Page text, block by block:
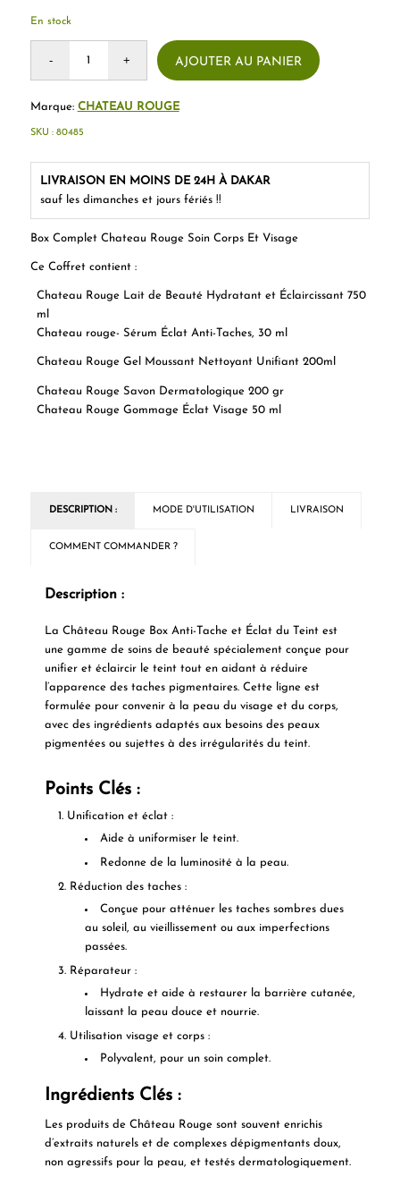
Box Complet Chateau Rouge Soin Corps Et Visage
Ce Coffret contient :
Chateau Rouge Lait de Beauté Hydratant et Éclaircissant 750
ml
Chateau rouge- Sérum Éclat Anti-Taches, 30 ml
Chateau Rouge Gel Moussant Nettoyant Unifiant 200ml
Chateau Rouge Savon Dermatologique 200 gr
Chateau Rouge Gommage Éclat Visage 50 ml
En stock
AJOUTER AU PANIER
Marque: CHATEAU ROUGE
LIVRAISON EN MOINS DE 24H À DAKAR
sauf les dimanches et jours fériés !!
SKU : 80485
DESCRIPTION : MODE D'UTILISATION LIVRAISON
COMMENT COMMANDER ?
Description :
La Château Rouge Box Anti-Tache et Éclat du Teintest
une gamme de soins de beauté spécialement conçue pour
unifier et éclaircir le teint tout en aidant à réduire
l’apparence des taches pigmentaires. Cette ligne est
formulée pour convenir à la peau du visage et du corps,
avec des ingrédients adaptés aux besoins des peaux
pigmentées ou sujettes à des irrégularités du teint.
Points Clés :
Unification et éclat :
Aide à uniformiser le teint.
Redonne de la luminosité à la peau.
Réduction des taches :
Conçue pour atténuer les taches sombres dues
au soleil, au vieillissement ou aux imperfections
passées.
Réparateur :
Hydrate et aide à restaurer la barrière cutanée,
laissant la peau douce et nourrie.
Utilisation visage et corps :
Polyvalent, pour un soin complet.
Ingrédients Clés :
Les produits de Château Rouge sont souvent enrichis
d’extraits naturels et de complexes dépigmentants doux,
non agressifs pour la peau, et testés dermatologiquement.